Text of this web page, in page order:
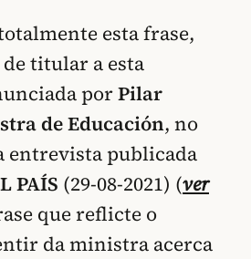
esta frase,
titular a esta
porPilar
de Educación, no
entrevista publicada
PAÍS (29-08-2021) (ver
que reflicte o
da ministra acerca